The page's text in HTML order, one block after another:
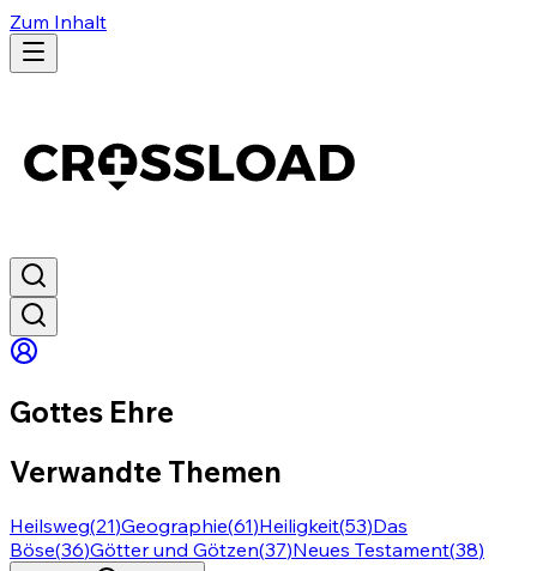
Zum Inhalt
Gottes Ehre
Verwandte Themen
Heilsweg(21)Geographie(61)Heiligkeit(53)Das
Böse(36)Götter und Götzen(37)Neues Testament(38)